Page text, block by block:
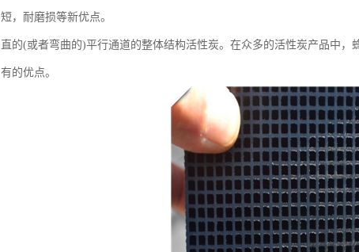
短，耐磨损等新优点。
直的(或者弯曲的)平行通道的整体结构活性炭。在众多的活性炭产品中
有的优点。